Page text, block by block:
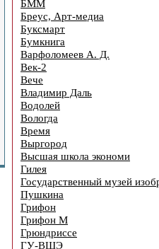
БММ
Бреус, Арт-медиа
Буксмарт
Бумкнига
Варфоломеев А. Д.
Век-2
Вече
Владимир Даль
Водолей
Вологда
Время
Выргород
Высшая школа экономи
Гилея
Государственный музей
Пушкина
Грифон
Грифон М
Грюндриссе
ГУ-ВШЭ